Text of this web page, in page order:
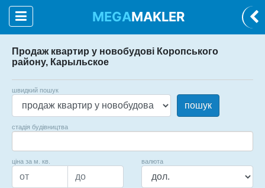
MEGAMAKLER
Продаж квартир у новобудові Коропського
району, Карыльское
швидкий пошук
пошук
стадія будівництва
ціна за м. кв. валюта